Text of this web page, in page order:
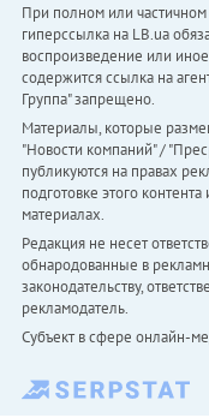
При полном или
гиперссылка на LB.ua
воспроизведение или
содержится ссылка на
Группа" запрещено.
Материалы, которые
"Новости компаний" /
публикуются на правах
подготовке этого
материалах.
Редакция не несет
обнародованные в
законодательству,
рекламодатель.
Субъект в сфере онлайн-